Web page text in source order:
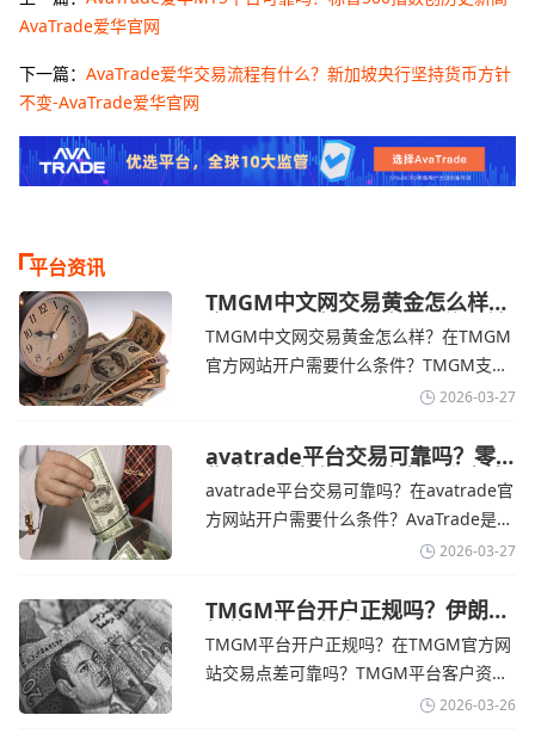
AvaTrade爱华官网
下一篇： AvaTrade爱华交易流程有什么？新加坡央行坚持货币方针
不变-AvaTrade爱华官网
平台资讯
TMGM中文网交易黄金怎么样？
金价下跌，市场评估伊朗停火前
景-TMGM官网
TMGM中文网交易黄金怎么样？在TMGM
官方网站开户需要什么条件？‌‌‌TMGM支持
全球主流的MT4/MT5平台，同时提供功能
险管理工具。通过TMGM官网交易资讯了
解，金价周四回落，受​美元走强和油价上
涨，使通胀担忧保持不变‌对加息的持续预
2026-03-27
avatrade平台交易可靠吗？零
售企业称中东地区冲突正推高成
本avatrade官网
avatrade平台交易可靠吗？在avatrade官
方网站开户需要什么条件？‌‌‌AvaTrade是一
个在交易优势和可靠性两方面都非常均衡
在学习和探索中成长的新手交易者。通过
avatrade官网交易资讯了解，零售企业警
告称，中东地区的冲突正在推高成本，如
2026-03-27
TMGM平台开户正规吗？伊朗仍
拒绝与美国直接谈判-TMGM官
网
TMGM平台开户正规吗？在TMGM官方网
站交易点差可靠吗？‌‌‌TMGM平台客户资金
存放在澳大利亚国民银行等顶级银行的独
2026-03-26